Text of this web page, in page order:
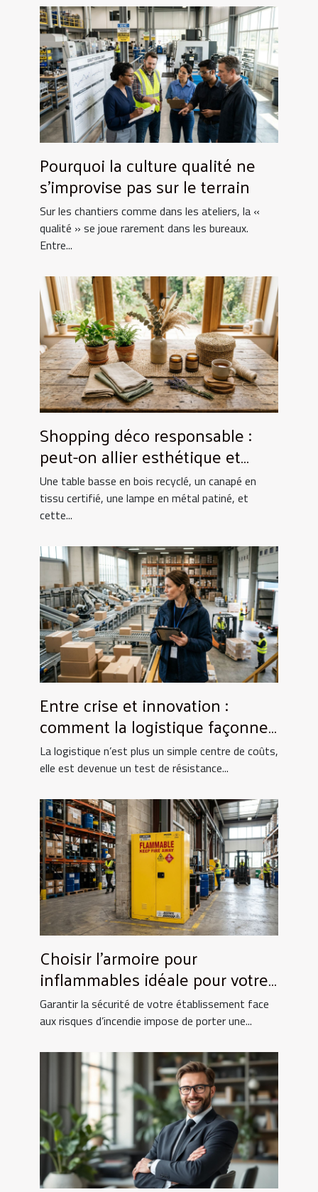
Pourquoi la culture qualité ne
s’improvise pas sur le terrain
Sur les chantiers comme dans les ateliers, la «
qualité » se joue rarement dans les bureaux.
Entre...
Shopping déco responsable :
peut-on allier esthétique et
éthique ?
Une table basse en bois recyclé, un canapé en
tissu certifié, une lampe en métal patiné, et
cette...
Entre crise et innovation :
comment la logistique façonne-
t-elle la résilience des
entreprises ?
La logistique n’est plus un simple centre de coûts,
elle est devenue un test de résistance...
Choisir l'armoire pour
inflammables idéale pour votre
entreprise
Garantir la sécurité de votre établissement face
aux risques d’incendie impose de porter une...